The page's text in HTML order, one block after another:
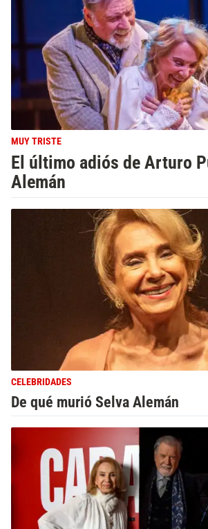
MUY TRISTE
El último adiós de Arturo
Alemán
CELEBRIDADES
De qué murió Selva Alemán